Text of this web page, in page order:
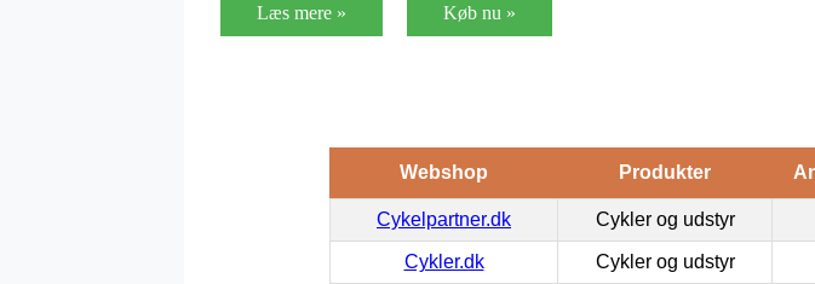
Læs mere » Køb nu »
Webshop Produkter
Cykelpartner.dk Cykler og udstyr
Cykler.dk Cykler og udstyr